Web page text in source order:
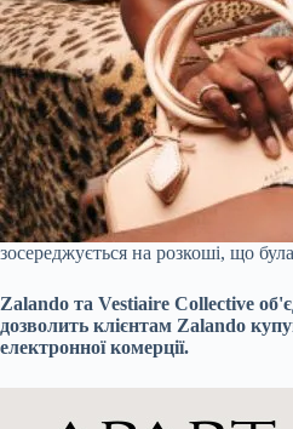
зосереджується на розкоші, що
Zalando та Vestiaire Collective
дозволить клієнтам Zalando
електронної комерції.